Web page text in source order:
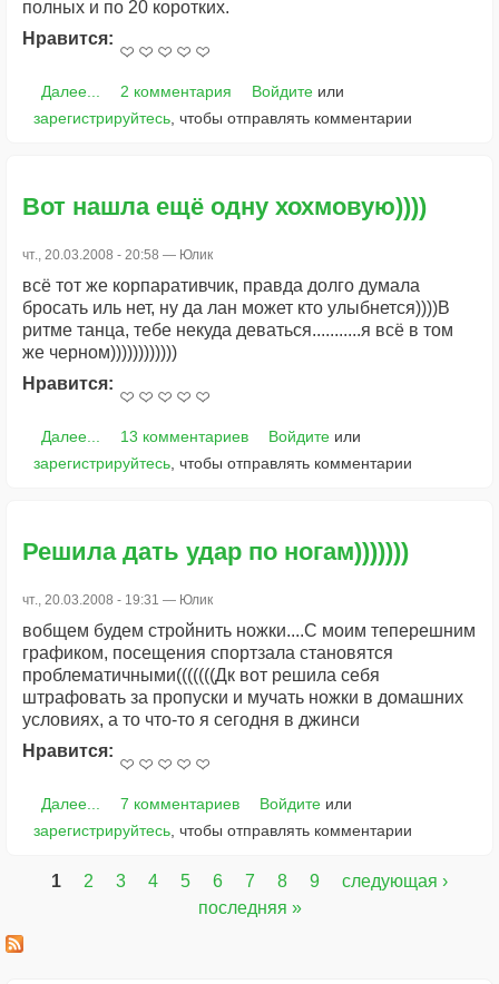
полных и по 20 коротких.
Нравится:
Далее... 2 комментария Войдитеили
зарегистрируйтесь , чтобы отправлять комментарии
Вот нашла ещё одну хохмовую))))
чт., 20.03.2008 - 20:58 — Юлик
всё тот же корпаративчик, правда долго думала
бросать иль нет, ну да лан может кто улыбнется))))В
ритме танца, тебе некуда деваться...........я всё в том
же черном))))))))))))
Нравится:
Далее... 13 комментариев Войдитеили
зарегистрируйтесь, чтобы отправлять комментарии
Решила дать удар по ногам)))))))
чт., 20.03.2008 - 19:31 — Юлик
вобщем будем стройнить ножки....С моим теперешним
графиком, посещения спортзала становятся
проблематичными(((((((Дк вот решила себя
штрафовать за пропуски и мучать ножки в домашних
условиях, а то что-то я сегодня в джинси
Нравится:
Далее... 7 комментариев Войдитеили
зарегистрируйтесь, чтобы отправлять комментарии
1 2 3 4 5 6 7 8 9
следующая ›
последняя »